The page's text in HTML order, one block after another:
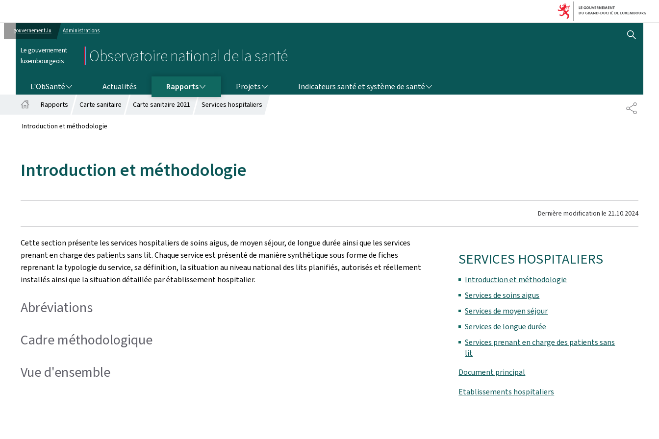
gouvernement.lu Administrations
Le gouvernement
luxembourgeois
Observatoire national de la santé
AFFICHER / MASQUER
L'ObSanté Actualités Rapports Projets Indicateurs santé et système de santé
Rapports Carte sanitaire Carte sanitaire 2021 Services hospitaliers
Introduction et méthodologie
Introduction et méthodologie
Dernière modification le 21.10.2024
Cette section présente les services hospitaliers de soins aigus, de moyen séjour, de longue durée ainsi que les services
prenant en charge des patients sans lit. Chaque service est présenté de manière synthétique sous forme de fiches
reprenant la typologie du service, sa définition, la situation au niveau national des lits planifiés, autorisés et réellement
installés ainsi que la situation détaillée par établissement hospitalier.
Abréviations
Cadre méthodologique
Vue d'ensemble
SERVICES HOSPITALIERS
Introduction et méthodologie
Services de soins aigus
Services de moyen séjour
Services de longue durée
Services prenant en charge des patients sans
lit
Document principal
Etablissements hospitaliers